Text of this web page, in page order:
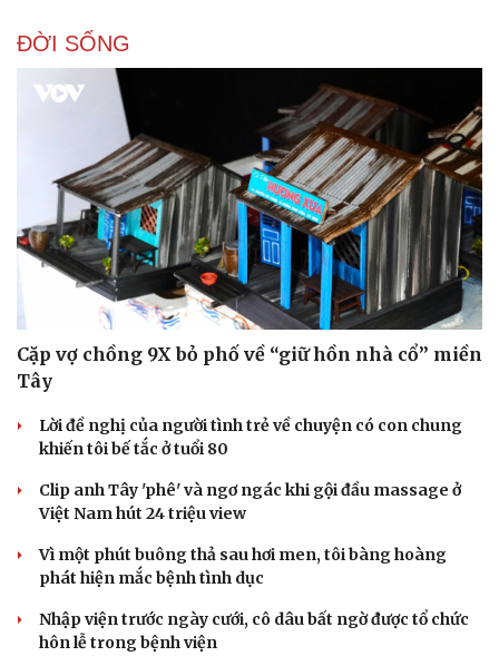
ĐỜI SỐNG
Cặp vợ chồng 9X bỏ phố về “giữ hồn nhà cổ” miền
Tây
Lời đề nghị của người tình trẻ về chuyện có con chung
khiến tôi bế tắc ở tuổi 80
Clip anh Tây 'phê' và ngơ ngác khi gội đầu massage ở
Việt Nam hút 24 triệu view
Vì một phút buông thả sau hơi men, tôi bàng hoàng
phát hiện mắc bệnh tình dục
Nhập viện trước ngày cưới, cô dâu bất ngờ được tổ chức
hôn lễ trong bệnh viện